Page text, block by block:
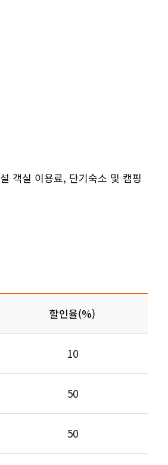
객실 이용료, 단기숙소 및 캠핑
할인율(%)
10
50
50